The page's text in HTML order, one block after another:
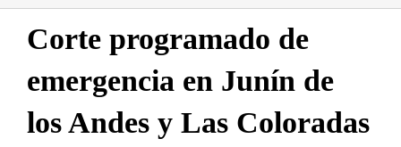
Corte programado de
emergencia en Junín de
los Andes y Las Coloradas